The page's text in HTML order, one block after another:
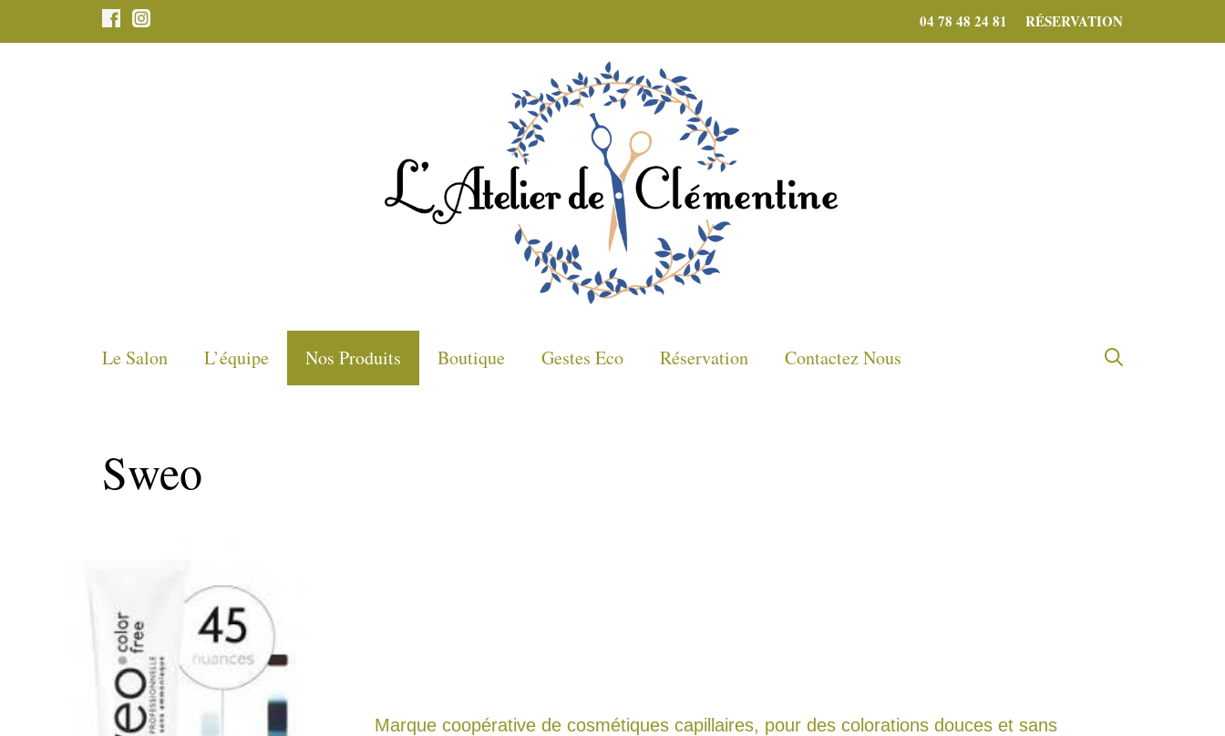
au
04 78 48 24 81 RÉSERVATION
Le Salon L’équipe Nos Produits Boutique Gestes Eco Réservation Contactez Nous
Sweo
Marque coopérative de cosmétiques capillaires, pour des colorations douces et sans